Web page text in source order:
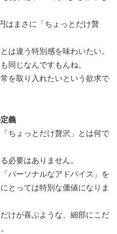
はまさに「ちょっとだけ贅
は違う特別感を味わいたい。
同じなんですもんね。
を取り入れたいという欲求で
義
ちょっとだけ贅沢」とは何で
必要はありません。
パーソナルなアドバイス」を
とっては特別な価値になりま
けが喜ぶような、細部にこだ